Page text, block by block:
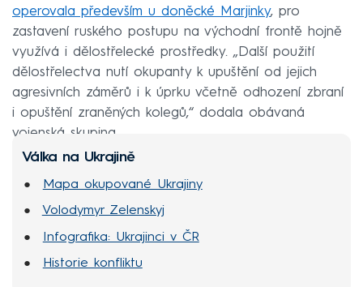
operovala především u doněcké Marjinky, pro
zastavení ruského postupu na východní frontě hojně
využívá i dělostřelecké prostředky. „Další použití
dělostřelectva nutí okupanty k upuštění od jejich
agresivních záměrů i k úprku včetně odhození zbraní
i opuštění zraněných kolegů,“ dodala obávaná
vojenská skupina.
Válka na Ukrajině
Mapa okupované Ukrajiny
Volodymyr Zelenskyj
Infografika: Ukrajinci v ČR
Historie konfliktu